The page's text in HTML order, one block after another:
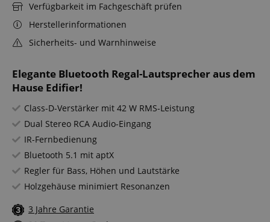
Elegante Bluetooth Regal-Lautsprecher aus dem
Hause Edifier!
Class-D-Verstärker mit 42 W RMS-Leistung
Dual Stereo RCA Audio-Eingang
IR-Fernbedienung
Bluetooth 5.1 mit aptX
Regler für Bass, Höhen und Lautstärke
Holzgehäuse minimiert Resonanzen
3 Jahre Garantie
Verfügbarkeit im Fachgeschäft prüfen
Herstellerinformationen
Sicherheits- und Warnhinweise